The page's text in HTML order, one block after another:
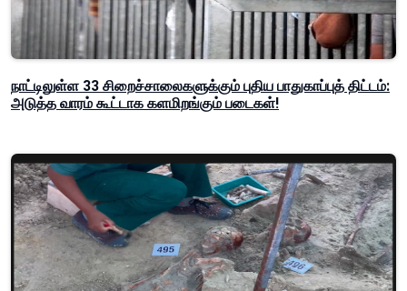
நாட்டிலுள்ள 33 சிறைச்சாலைகளுக்கும் புதிய பாதுகாப்புத் திட்டம்:
அடுத்த வாரம் கூட்டாக களமிறங்கும் படைகள்!